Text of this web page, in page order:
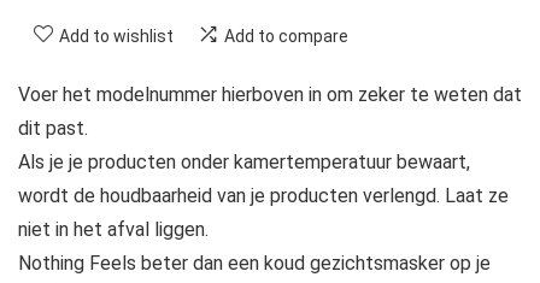
Add to wishlist Add to compare
Voer het modelnummer hierboven in om zeker te weten dat
dit past.
Als je je producten onder kamertemperatuur bewaart,
wordt de houdbaarheid van je producten verlengd. Laat ze
niet in het afval liggen.
Nothing Feels beter dan een koud gezichtsmasker op je